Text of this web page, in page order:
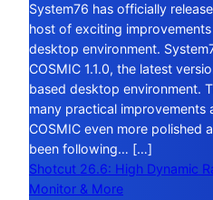
System76 has officially
host of exciting
desktop environment.
COSMIC 1.1.0, the latest
based desktop environment.
many practical improvements
COSMIC even more polished
been following… […]
Shotcut 26.6: High Dynamic
Monitor & More